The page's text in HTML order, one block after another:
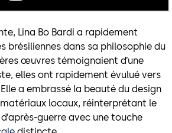
Lina Bo Bardi a rapidement
brésiliennes dans sa philosophie du
œuvres témoignaient d’une
elles ont rapidement évulué vers
a embrassé la beauté du design
locaux, réinterprétant le
guerre avec une touche